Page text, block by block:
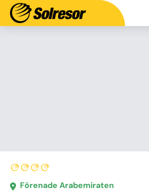
Förenade Arabemiraten